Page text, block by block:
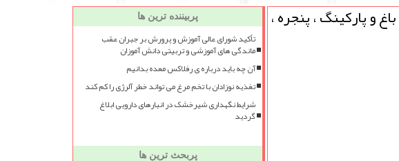
و پاركینگ ، پنجره ، پربیننده ترین ها
تأکید شورای عالی آموزش و پرورش بر جبران عقب
ماندگی های آموزشی و تربیتی دانش آموزان
آن چه باید درباره ی رفلاکس معده بدانیم
تغذیه نوزادان با تخم مرغ می تواند خطر آلرژی را کم کند
شرایط نگهداری شیرخشک در انبارهای دارویی ابلاغ
گردید
پربحث ترین ها